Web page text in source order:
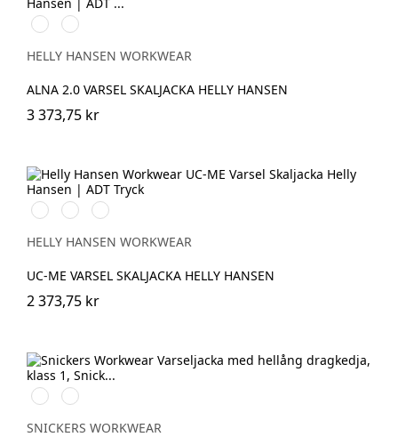
369
YELLOW/EBONY
269
ORANGE/EBONY
HELLY HANSEN WORKWEAR
ALNA 2.0 VARSEL SKALJACKA HELLY HANSEN
3 373,75 kr
269
HIGH
VIS
369
HIGH
VIS
169
HIGH
VIS
HELLY HANSEN WORKWEAR
UC-ME VARSEL SKALJACKA HELLY HANSEN
2 373,75 kr
Svart/High
vis
yellow
Svart/High
vis
orange
SNICKERS WORKWEAR